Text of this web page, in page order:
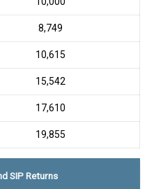
₹8,749
₹10,615
₹15,542
₹17,610
₹19,855
SIP Returns